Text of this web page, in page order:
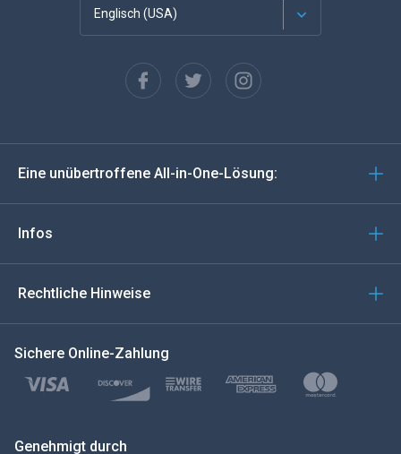
Englisch (USA)
Español
Deutsch
Türkçe
Polski
日本
Eine unübertroffene All-in-One-Lösung:
Infos
Rechtliche Hinweise
Sichere Online-Zahlung
Genehmigt durch